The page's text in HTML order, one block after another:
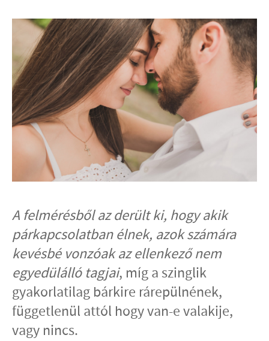
A felmérésből az derült ki, hogy akik
párkapcsolatban élnek, azok számára
kevésbé vonzóak az ellenkező nem
egyedülálló tagjai, míg a szinglik
gyakorlatilag bárkire rárepülnének,
függetlenül attól hogy van-e valakije,
vagy nincs.